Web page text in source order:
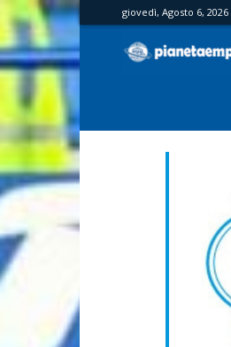
giovedì, Agosto 6, 2026